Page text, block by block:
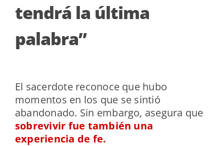
tendrá la última
palabra”
El sacerdote reconoce que hubo
momentos en los que se sintió
abandonado. Sin embargo, asegura que
sobrevivir fue también una
experiencia de fe.